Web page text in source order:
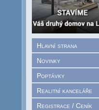
Hlavní strana
Novinky
Poptávky
Realitní kanceláře
Registrace / Ceník